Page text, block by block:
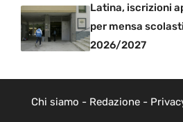
Latina, iscrizioni
per mensa
2026/2027
Chi siamo - Redazione-